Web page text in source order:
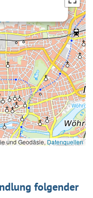
und Geodäsie,Datenquellen
folgender